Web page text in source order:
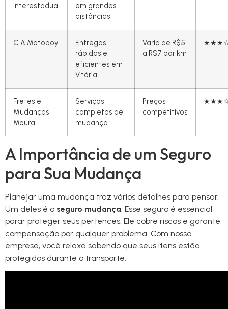
interestadual
em grandes
distâncias
C A Motoboy
Entregas
rápidas e
eficientes em
Vitória
Varia de R$5
a R$7 por km
Fretes e
Mudanças
Moura
Serviços
completos de
mudança
Preços
competitivos
A Importância de um Seguro
para Sua Mudança
Planejar uma mudança traz vários detalhes para pensar.
Um deles é o seguro mudança . Esse seguro é essencial
parar proteger seus pertences. Ele cobre riscos e garante
compensação por qualquer problema. Com nossa
empresa, você relaxa sabendo que seus itens estão
protegidos durante o transporte.